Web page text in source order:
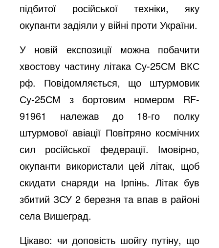
підбитої російської техніки, яку
окупанти задіяли у війні проти України.
У новій експозиції можна побачити
хвостову частину літака Су-25СМ ВКС
рф. Повідомляється, що штурмовик
Су-25СМ з бортовим номером RF-
91961 належав до 18-го полку
штурмової авіації Повітряно космічних
сил росiйської федерації. Імовірно,
окупанти використали цей літак, щоб
скидати снаряди на Ірпінь. Літак був
збитий ЗСУ 2 березня та впав в районі
села Вишеград.
Цікаво: чи доповість шойгу путіну, що